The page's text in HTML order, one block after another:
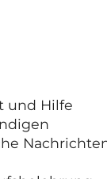
und Hilfe